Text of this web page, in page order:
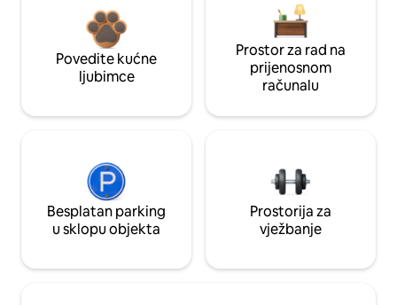
Povedite kućne
ljubimce
Prostor za rad na
prijenosnom
računalu
Besplatan parking
u sklopu objekta
Prostorija za
vježbanje